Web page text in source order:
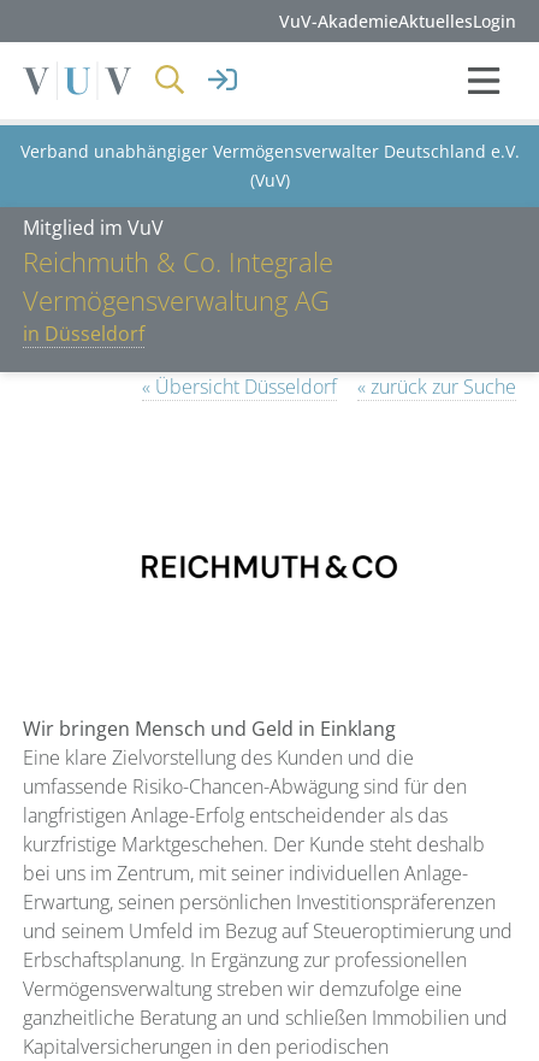
VuV-AkademieAktuellesLogin
Verband unabhängiger Vermögensverwalter Deutschland e.V.
(VuV)
Mitglied im VuV
Reichmuth & Co. Integrale
Vermögensverwaltung AG
in Düsseldorf
« Übersicht Düsseldorf
« zurück zur Suche
Wir bringen Mensch und Geld in Einklang
Eine klare Zielvorstellung des Kunden und die
umfassende Risiko-Chancen-Abwägung sind für den
langfristigen Anlage-Erfolg entscheidender als das
kurzfristige Marktgeschehen. Der Kunde steht deshalb
bei uns im Zentrum, mit seiner individuellen Anlage-
Erwartung, seinen persönlichen Investitionspräferenzen
und seinem Umfeld im Bezug auf Steueroptimierung und
Erbschaftsplanung. In Ergänzung zur professionellen
Vermögensverwaltung streben wir demzufolge eine
ganzheitliche Beratung an und schließen Immobilien und
Kapitalversicherungen in den periodischen